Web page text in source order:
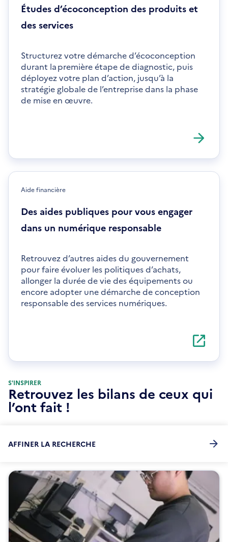
Études d’écoconception des produits et
des services
Structurez votre démarche d’écoconception
durant la première étape de diagnostic, puis
déployez votre plan d’action, jusqu’à la
stratégie globale de l’entreprise dans la phase
de mise en œuvre.
Aide financière
Des aides publiques pour vous engager
dans un numérique responsable
Retrouvez d’autres aides du gouvernement
pour faire évoluer les politiques d’achats,
allonger la durée de vie des équipements ou
encore adopter une démarche de conception
responsable des services numériques.
S'ouvre
dans
nouvelle
S'INSPIRER
Retrouvez les bilans de ceux qui
l’ont fait !
AFFINER LA RECHERCHE